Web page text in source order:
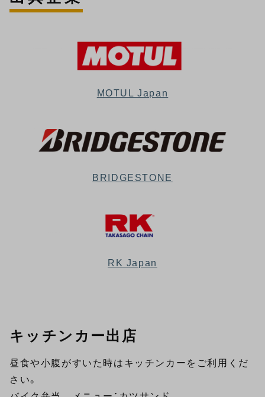
MOTUL Japan
BRIDGESTONE
RK Japan
キッチンカー出店
昼食や小腹がすいた時はキッチンカーをご利用くだ
さい。